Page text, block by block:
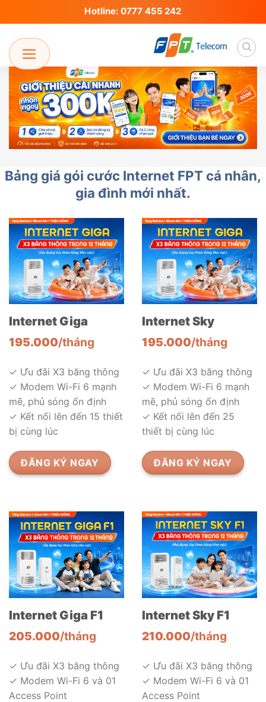
to
content
Hotline: 0777 455 242
Bảng giá gói cước Internet FPT cá nhân,
gia đình mới nhất.
Internet Giga
195.000/tháng
✓ Ưu đãi X3 băng thông
✓ Modem Wi-Fi 6 mạnh
mẽ, phủ sóng ổn định
✓ Kết nối lên đến 15 thiết
bị cùng lúc
ĐĂNG KÝ NGAY
Internet Sky
195.000/tháng
✓ Ưu đãi X3 băng thông
✓ Modem Wi-Fi 6 mạnh
mẽ, phủ sóng ổn định
✓ Kết nối lên đến 25
thiết bị cùng lúc
ĐĂNG KÝ NGAY
Internet Giga F1
205.000/tháng
✓ Ưu đãi X3 băng thông
✓ Modem Wi-Fi 6 và 01
Access Point
Internet Sky F1
210.000/tháng
✓ Ưu đãi X3 băng thông
✓ Modem Wi-Fi 6 và 01
Access Point